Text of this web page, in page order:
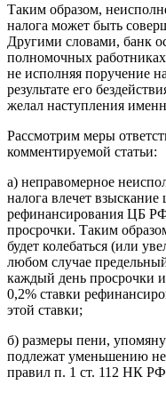
Таким образом,
налога может быть
Другими словами, банк
полномочных
не исполняя поручение
результате его
желал наступления
Рассмотрим меры
комментируемой статьи:
а) неправомерное
налога влечет
рефинансирования ЦБ
просрочки. Таким
будет колебаться (или
любом случае
каждый день просрочки
0,2% ставки
этой ставки;
б) размеры пени,
подлежат уменьшению не
правил п. 1 ст. 112 НК